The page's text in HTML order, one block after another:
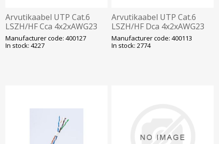
Arvutikaabel UTP Cat.6
LSZH/HF Cca 4x2xAWG23
K305, valge (400127)
Manufacturer code: 400127
In stock: 4227
Arvutikaabel UTP Cat.6
LSZH/HF Dca 4x2xAWG23
K305, valge (400113)
Manufacturer code: 400113
In stock: 2774